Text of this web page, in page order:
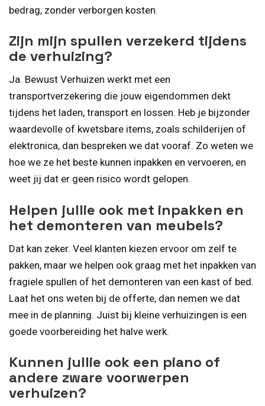
bedrag, zonder verborgen kosten.
Zijn mijn spullen verzekerd tijdens
de verhuizing?
Ja. Bewust Verhuizen werkt met een
transportverzekering die jouw eigendommen dekt
tijdens het laden, transport en lossen. Heb je bijzonder
waardevolle of kwetsbare items, zoals schilderijen of
elektronica, dan bespreken we dat vooraf. Zo weten we
hoe we ze het beste kunnen inpakken en vervoeren, en
weet jij dat er geen risico wordt gelopen.
Helpen jullie ook met inpakken en
het demonteren van meubels?
Dat kan zeker. Veel klanten kiezen ervoor om zelf te
pakken, maar we helpen ook graag met het inpakken van
fragiele spullen of het demonteren van een kast of bed.
Laat het ons weten bij de offerte, dan nemen we dat
mee in de planning. Juist bij kleine verhuizingen is een
goede voorbereiding het halve werk.
Kunnen jullie ook een piano of
andere zware voorwerpen
verhuizen?